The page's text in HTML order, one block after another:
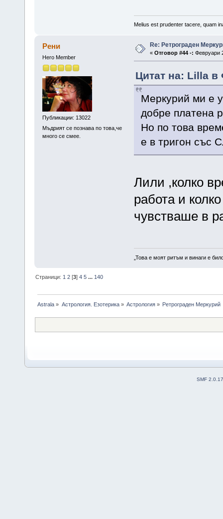
Melius est prudenter tacere, quam
Рени
Hero Member
Публикации: 13022
Мъдрият се познава по това,че
много се смее.
Re: Ретрограден
« Отговор #44 -: Февруари
Цитат на: Lilla в
Меркурий ми е
добре платена
Но по това
е в тригон със
Лили ,колко
работа и
чувстваше в
„Това е моят ритъм и винаги е
Страници: 1 2 [3]4 5 ... 140
Astrala » Астрология. Езотерика» Астрология» Ретрограден Меркурий
SMF 2.0.17